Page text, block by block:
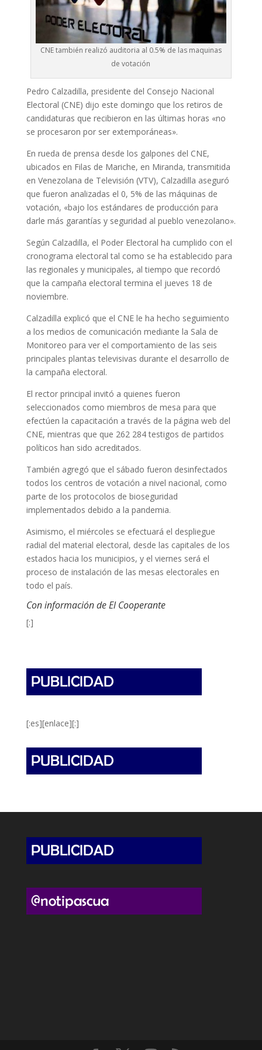
CNE también realizó auditoria al 0.5% de las maquinas
de votación
Pedro Calzadilla, presidente del Consejo Nacional
Electoral (CNE) dijo este domingo que los retiros de
candidaturas que recibieron en las últimas horas «no
se procesaron por ser extemporáneas».
En rueda de prensa desde los galpones del CNE,
ubicados en Filas de Mariche, en Miranda, transmitida
en Venezolana de Televisión (VTV), Calzadilla aseguró
que fueron analizadas el 0, 5% de las máquinas de
votación, «bajo los estándares de producción para
darle más garantías y seguridad al pueblo venezolano».
Según Calzadilla, el Poder Electoral ha cumplido con el
cronograma electoral tal como se ha establecido para
las regionales y municipales, al tiempo que recordó
que la campaña electoral termina el jueves 18 de
noviembre.
Calzadilla explicó que el CNE le ha hecho seguimiento
a los medios de comunicación mediante la Sala de
Monitoreo para ver el comportamiento de las seis
principales plantas televisivas durante el desarrollo de
la campaña electoral.
El rector principal invitó a quienes fueron
seleccionados como miembros de mesa para que
efectúen la capacitación a través de la página web del
CNE, mientras que que 262 284 testigos de partidos
políticos han sido acreditados.
También agregó que el sábado fueron desinfectados
todos los centros de votación a nivel nacional, como
parte de los protocolos de bioseguridad
implementados debido a la pandemia.
Asimismo, el miércoles se efectuará el despliegue
radial del material electoral, desde las capitales de los
estados hacia los municipios, y el viernes será el
proceso de instalación de las mesas electorales en
todo el país.
Con información de El Cooperante
[:]
[:es][enlace][:]